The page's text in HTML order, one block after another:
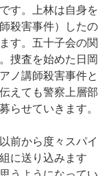
す。上林は自身を
殺害事件）したの
す。五十子会の関
捜査を始めた日岡
ノ講師殺害事件と
えても警察上層部
らせていきます。
前から度々スパイ
に送り込みます